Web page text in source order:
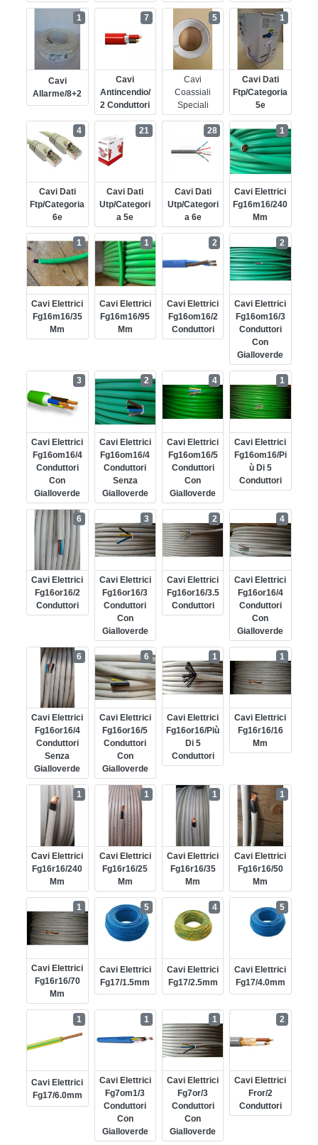
Cavi
Allarme/8+2
1
Cavi
Antincendio/
2 Conduttori
7
Cavi
Coassiali
Speciali
5
Cavi Dati
Ftp/categoria
5e
1
Cavi Dati
Ftp/categoria
6e
4
Cavi Dati
Utp/categori
A 5e
21
Cavi Dati
Utp/categori
A 6e
28
Cavi Elettrici
Fg16m16/240
Mm
1
Cavi Elettrici
Fg16m16/35
Mm
1
Cavi Elettrici
Fg16m16/95
Mm
1
Cavi Elettrici
Fg16om16/2
Conduttori
2
Cavi Elettrici
Fg16om16/3
Conduttori
Con
Gialloverde
2
Cavi Elettrici
Fg16om16/4
Conduttori
Con
Gialloverde
3
Cavi Elettrici
Fg16om16/4
Conduttori
Senza
Gialloverde
2
Cavi Elettrici
Fg16om16/5
Conduttori
Con
Gialloverde
4
Cavi Elettrici
Fg16om16/pi
Ù Di 5
Conduttori
1
Cavi Elettrici
Fg16or16/2
Conduttori
6
Cavi Elettrici
Fg16or16/3
Conduttori
Con
Gialloverde
3
Cavi Elettrici
Fg16or16/3.5
Conduttori
2
Cavi Elettrici
Fg16or16/4
Conduttori
Con
Gialloverde
4
Cavi Elettrici
Fg16or16/4
Conduttori
Senza
Gialloverde
6
Cavi Elettrici
Fg16or16/5
Conduttori
Con
Gialloverde
6
Cavi Elettrici
Fg16or16/più
Di 5
Conduttori
1
Cavi Elettrici
Fg16r16/16
Mm
1
Cavi Elettrici
Fg16r16/240
Mm
1
Cavi Elettrici
Fg16r16/25
Mm
1
Cavi Elettrici
Fg16r16/35
Mm
1
Cavi Elettrici
Fg16r16/50
Mm
1
Cavi Elettrici
Fg16r16/70
Mm
1
Cavi Elettrici
Fg17/1.5mm
5
Cavi Elettrici
Fg17/2.5mm
4
Cavi Elettrici
Fg17/4.0mm
5
Cavi Elettrici
Fg17/6.0mm
1
Cavi Elettrici
Fg7om1/3
Conduttori
Con
Gialloverde
1
Cavi Elettrici
Fg7or/3
Conduttori
Con
Gialloverde
1
Cavi Elettrici
Fror/2
Conduttori
2